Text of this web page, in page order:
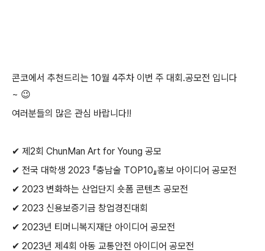
콘코에서 추천드리는 10월 4주차 이번 주 대회.공모전 입니다
~ 😉
여러분들의 많은 관심 바랍니다!!
✔ 제2회 ChunMan Art for Young 공모
✔ 전국 대학생 2023 『충남술 TOP10』홍보 아이디어 공모전
✔ 2023 변화하는 산업단지 숏폼 콘텐츠 공모전
✔ 2023 신용보증기금 창업경진대회
✔ 2023년 티머니복지재단 아이디어 공모전
✔ 2023년 제4회 아동 교통안전 아이디어 공모전